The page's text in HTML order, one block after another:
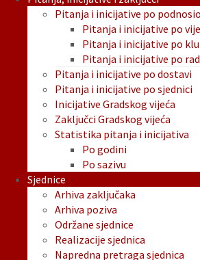
Pitanja i inicijative po
Pitanja i inicijative po
Pitanja i inicijative po
Pitanja i inicijative po
Pitanja i inicijative po dostavi
Pitanja i inicijative po sjednici
Inicijative Gradskog vijeća
Zaključci Gradskog vijeća
Statistika pitanja i inicijativa
Po godini
Po sazivu
Sjednice
Arhiva zaključaka
Arhiva poziva
Održane sjednice
Realizacije sjednica
Napredna pretraga sjednica